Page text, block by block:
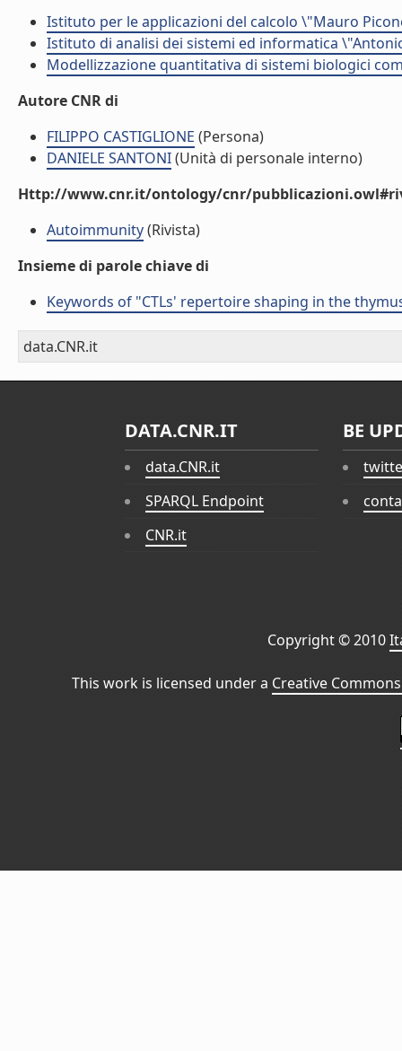
Istituto per le applicazioni del calcolo \"Mauro
Istituto di analisi dei sistemi ed informatica
Modellizzazione quantitativa di sistemi biologici
Autore CNR di
FILIPPO CASTIGLIONE (Persona)
DANIELE SANTONI(Unità di personale interno)
Http://www.cnr.it/ontology/cnr/
Autoimmunity(Rivista)
Insieme di parole chiave di
Keywords of "CTLs' repertoire shaping in the
data.CNR.it
DATA.CNR.IT
data.CNR.it
SPARQL Endpoint
CNR.it
BE
Copyright © 2010
This work is licensed under a Creative